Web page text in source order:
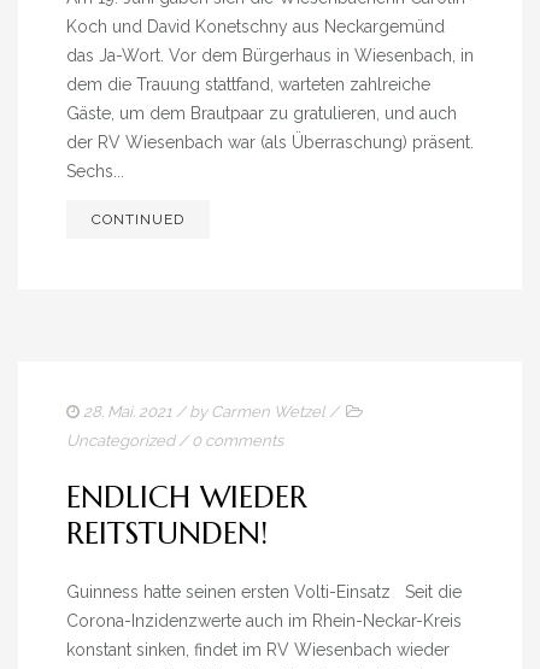
Koch und David Konetschny aus Neckargemünd
das Ja-Wort. Vor dem Bürgerhaus in Wiesenbach, in
dem die Trauung stattfand, warteten zahlreiche
Gäste, um dem Brautpaar zu gratulieren, und auch
der RV Wiesenbach war (als Überraschung) präsent.
Sechs...
CONTINUED
28. Mai. 2021 / by Carmen Wetzel /
Uncategorized/ 0 comments
ENDLICH WIEDER
REITSTUNDEN!
Guinness hatte seinen ersten Volti-Einsatz Seit die
Corona-Inzidenzwerte auch im Rhein-Neckar-Kreis
konstant sinken, findet im RV Wiesenbach wieder